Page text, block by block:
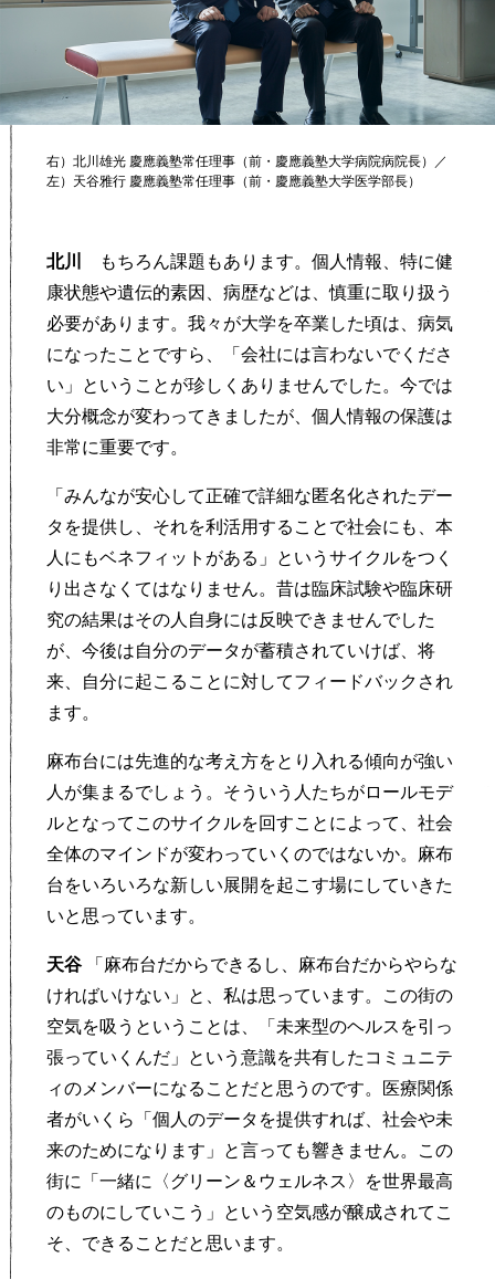
右）北川雄光 慶應義塾常任理事（前・慶應義塾大学病院病院長）／
左）天谷雅行 慶應義塾常任理事（前・慶應義塾大学医学部長）
北川
もちろん課題もあります。個人情報、特に健
康状態や遺伝的素因、病歴などは、慎重に取り扱う
必要があります。我々が大学を卒業した頃は、病気
になったことですら、「会社には言わないでくださ
い」ということが珍しくありませんでした。今では
大分概念が変わってきましたが、個人情報の保護は
非常に重要です。
「みんなが安心して正確で詳細な匿名化されたデー
タを提供し、それを利活用することで社会にも、本
人にもベネフィットがある」というサイクルをつく
り出さなくてはなりません。昔は臨床試験や臨床研
究の結果はその人自身には反映できませんでした
が、今後は自分のデータが蓄積されていけば、将
来、自分に起こることに対してフィードバックされ
ます。
麻布台には先進的な考え方をとり入れる傾向が強い
人が集まるでしょう。そういう人たちがロールモデ
ルとなってこのサイクルを回すことによって、社会
全体のマインドが変わっていくのではないか。麻布
台をいろいろな新しい展開を起こす場にしていきた
いと思っています。
天谷 「麻布台だからできるし、麻布台だからやらな
ければいけない」と、私は思っています。この街の
空気を吸うということは、「未来型のヘルスを引っ
張っていくんだ」という意識を共有したコミュニテ
ィのメンバーになることだと思うのです。医療関係
者がいくら「個人のデータを提供すれば、社会や未
来のためになります」と言っても響きません。この
街に「一緒に〈グリーン＆ウェルネス〉を世界最高
のものにしていこう」という空気感が醸成されてこ
そ、できることだと思います。